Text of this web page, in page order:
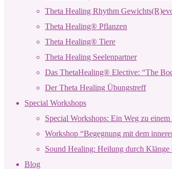
Theta Healing Rhythm
Theta Healing® Pflanzen
Theta Healing® Tiere
Theta Healing Seelenpartner
Das ThetaHealing® Elective: “The
Der Theta Healing Übungstreff
Special Workshops
Special Workshops: Ein Weg zu
Workshop “Begegnung mit dem
Sound Healing: Heilung durch Klänge
Blog